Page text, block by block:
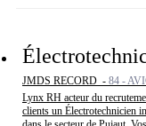
JMDS RECORD - 84 -
Lynx RH acteur du
clients un Électrotechnicien